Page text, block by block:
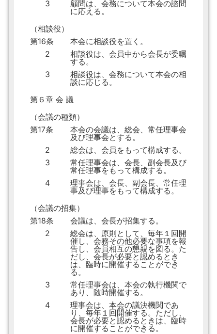
3
顧問は、会務について本会の諮問
に応える。
（相談役）
第16条
本会に相談役を置く。
2
相談役は、会員中から会長が委嘱
する。
3
相談役は、会務について本会の相
談に応じる。
第６章 会 議
（会議の種類）
第17条
本会の会議は、総会、常任理事会
及び理事会とする。
2
総会は、会員をもって構成する。
3
常任理事会は、会長、副会長及び
常任理事をもって構成する。
4
理事会は、会長、副会長、常任理
事及び理事をもって構成する。
（会議の招集）
第18条
会議は、会長が招集する。
2
総会は、原則として、毎年１回開
催し、会務その他必要な事項を報
告し、会員相互の懇親を図る。た
だし、会長が必要と認めるとき
は、臨時に開催することができ
る。
3
常任理事会は、本会の執行機関で
あり、随時開催する。
4
理事会は、本会の議決機関であ
り、毎年１回開催する。ただし、
会長が必要と認めるときは、臨時
に開催することができる。